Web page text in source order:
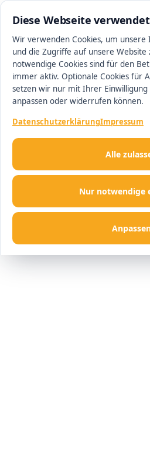
Diese Webseite
Wir verwenden Cookies, um unsere
und die Zugriffe auf unsere Website
notwendige Cookies sind für den
immer aktiv. Optionale Cookies für
setzen wir nur mit Ihrer Einwilligung
anpassen oder widerrufen können.
DatenschutzerklärungImpressum
Nur notwendige
Alle